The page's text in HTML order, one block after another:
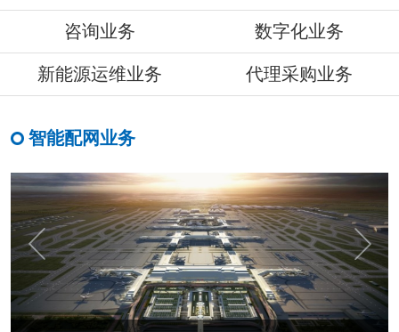
咨询业务 数字化业务
新能源运维业务 代理采购业务
智能配网业务